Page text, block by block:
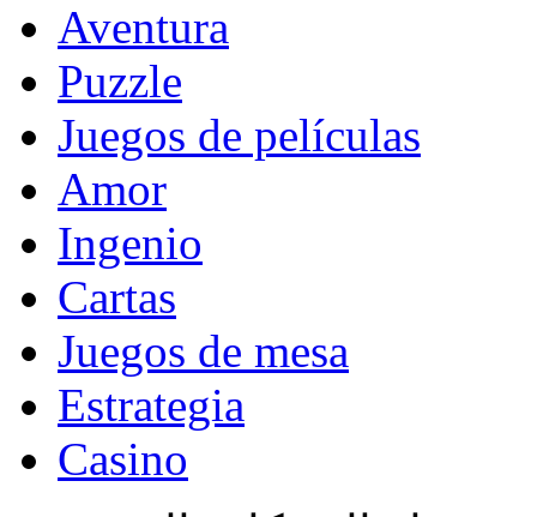
Aventura
Puzzle
Juegos de películas
Amor
Ingenio
Cartas
Juegos de mesa
Estrategia
Casino